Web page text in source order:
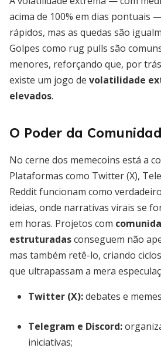
acima de 100% em dias pontuais
rápidos, mas as quedas são
Golpes como rug pulls são
menores, reforçando que, por
existe um jogo de volatilidade
elevados.
O Poder da
No cerne dos memecoins está a
Plataformas como Twitter (X),
Reddit funcionam como
ideias, onde narrativas virais se
em horas. Projetos com
estruturadasconseguem não
mas também retê-lo, criando
que ultrapassam a mera
Twitter (X):debates e
Telegram e Discord:
iniciativas;